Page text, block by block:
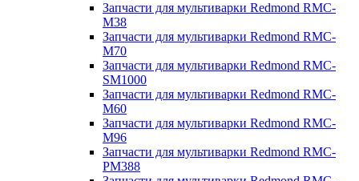
Запчасти для мультиварки Redmond RMC-
M38
Запчасти для мультиварки Redmond RMC-
M70
Запчасти для мультиварки Redmond RMC-
SM1000
Запчасти для мультиварки Redmond RMC-
M60
Запчасти для мультиварки Redmond RMC-
M96
Запчасти для мультиварки Redmond RMC-
PM388